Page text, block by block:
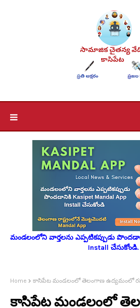
మండలంలోని వార్తలను ఎప్పటికప్పుడు
Install చేసుకోండి.
Home కాసిపేట మండలంలో తెలంగాణ ఉద్యమంలో
కాసిపేట మండలంలో